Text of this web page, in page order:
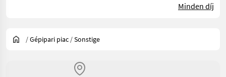
Minden díj
/Gépipari piac /Sonstige